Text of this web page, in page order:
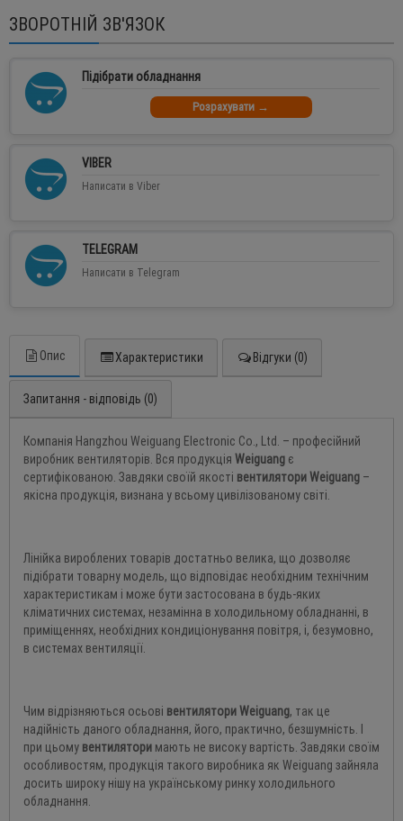
ЗВОРОТНІЙ ЗВ'ЯЗОК
Підібрати обладнання
Розрахувати →
VIBER
Написати в Viber
TELEGRAM
Написати в Telegram
Опис Характеристики Відгуки (0)
Запитання - відповідь (0)
Компанія Hangzhou Weiguang Electronic Co., Ltd. – професійний
виробник вентиляторів. Вся продукція Weiguang є
сертифікованою. Завдяки своїй якості вентилятори Weiguang –
якісна продукція, визнана у всьому цивілізованому світі.
Лінійка вироблених товарів достатньо велика, що дозволяє
підібрати товарну модель, що відповідає необхідним технічним
характеристикам і може бути застосована в будь-яких
кліматичних системах, незамінна в холодильному обладнанні, в
приміщеннях, необхідних кондиціонування повітря, і, безумовно,
в системах вентиляції.
Чим відрізняються осьові вентилятори Weiguang, так це
надійність даного обладнання, його, практично, безшумність. І
при цьому вентилятори мають не високу вартість. Завдяки своїм
особливостям, продукція такого виробника як Weiguang зайняла
досить широку нішу на українському ринку холодильного
обладнання.